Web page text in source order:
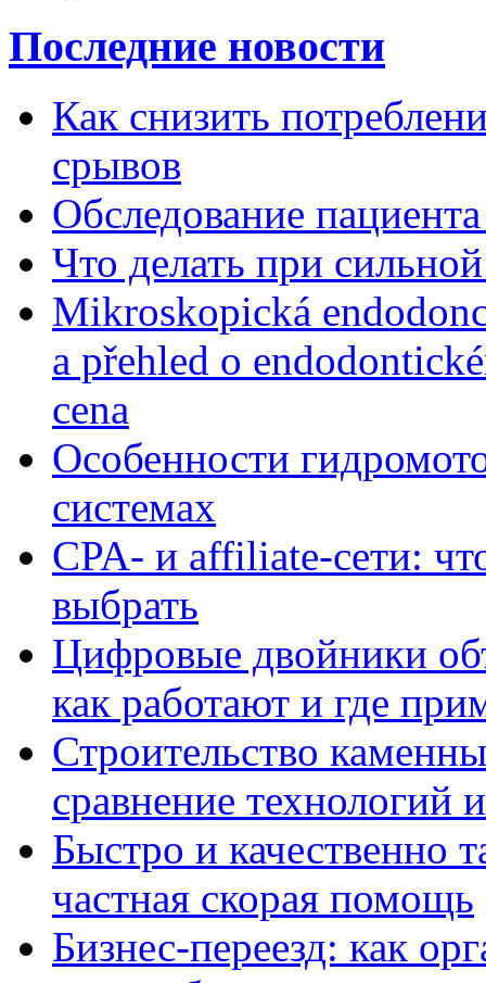
Последние новости
Как снизить
срывов
Обследование
Что делать при
Mikroskopická
a přehled o
cena
Особенности
системах
CPA- и affiliate-сети:
выбрать
Цифровые двойники
как работают и где
Строительство
сравнение технологий
Быстро и качественно
частная скорая помощь
Бизнес-переезд: как